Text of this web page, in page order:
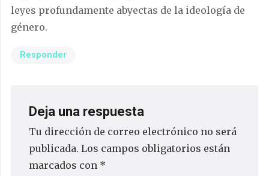
leyes profundamente abyectas de la ideología de
género.
Responder
Deja una respuesta
Tu dirección de correo electrónico no será
publicada. Los campos obligatorios están
marcados con *